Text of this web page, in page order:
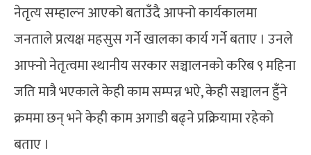
नेतृत्य सम्हाल्न आएको बताउँदै आफ्नो कार्यकालमा
जनताले प्रत्यक्ष महसुस गर्ने खालका कार्य गर्ने बताए । उनले
आफ्नो नेतृत्वमा स्थानीय सरकार सञ्चालनको करिब ९ महिना
जति मात्रै भएकाले केही काम सम्पन्न भऐ, केही सञ्चालन हुँने
क्रममा छन् भने केही काम अगाडी बढ्ने प्रक्रियामा रहेको
बताए ।